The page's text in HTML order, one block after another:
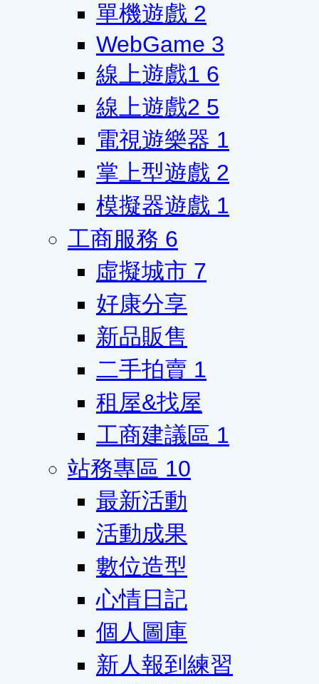
單機遊戲 2
WebGame 3
線上遊戲1 6
線上遊戲2 5
電視遊樂器 1
掌上型遊戲 2
模擬器遊戲 1
工商服務 6
虛擬城市 7
好康分享
新品販售
二手拍賣 1
租屋&找屋
工商建議區 1
站務專區 10
最新活動
活動成果
數位造型
心情日記
個人圖庫
新人報到練習